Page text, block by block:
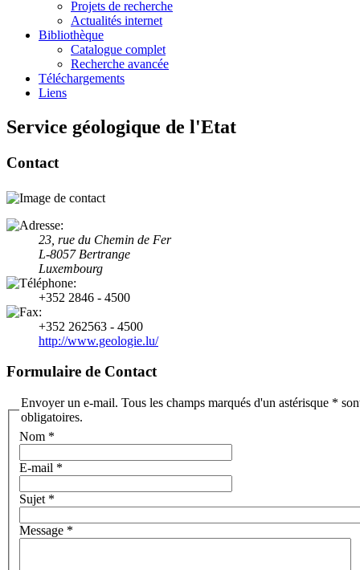
Projets de recherche
Actualités internet
Bibliothèque
Catalogue complet
Recherche avancée
Téléchargements
Liens
Service géologique de l'Etat
Contact
23, rue du Chemin de Fer
L-8057 Bertrange
Luxembourg
+352 2846 - 4500
+352 262563 - 4500
http://www.geologie.lu/
Formulaire de Contact
Envoyer un e-mail. Tous les champs marqués d'un astérisque *
obligatoires.
Nom *
E-mail *
Sujet *
Message *